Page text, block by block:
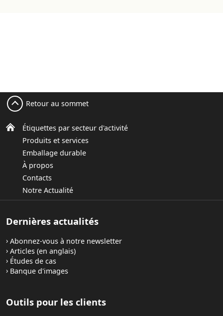
Étiquettes par secteur d'activité
Produits et services
Emballage durable
À propos
Contacts
Notre Actualité
Retour au sommet
Dernières actualités
Abonnez-vous à notre newsletter
Articles (en anglais)
Études de cas
Banque d'images
Outils pour les clients